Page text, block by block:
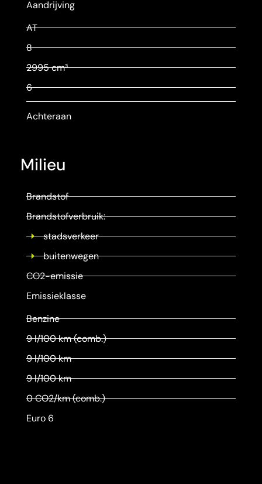
Aandrijving
AT
8
2995 cm³
6
Achteraan
Milieu
Brandstof
Brandstofverbruik:
stadsverkeer
buitenwegen
CO2-emissie
Emissieklasse
Benzine
9 l/100 km (comb.)
9 l/100 km
9 l/100 km
0 CO2/km (comb.)
Euro 6